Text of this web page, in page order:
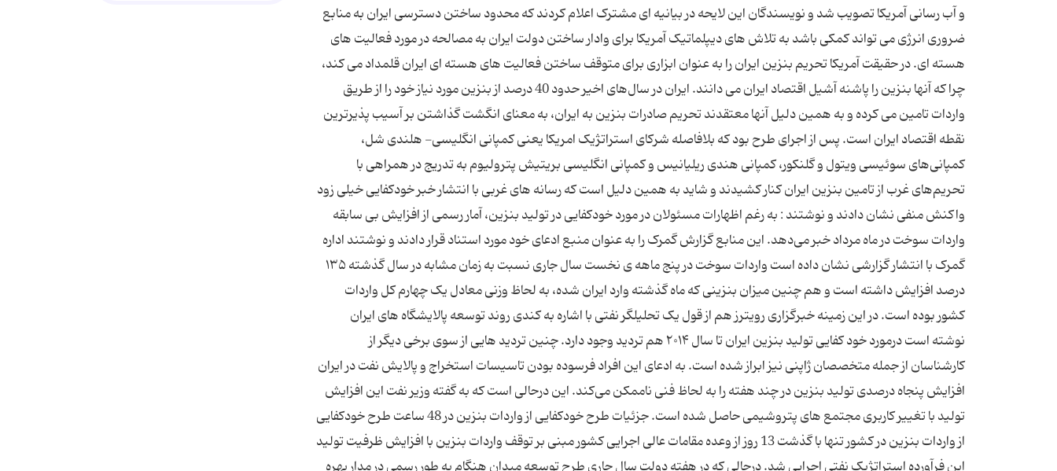
و آب رسانی آمریکا تصویب شد و نویسندگان این لایحه در بیانیه ای مشترک اعلام کردند که محدود ساختن دسترسی ایران به منابع
ضروری انرژی می تواند کمکی باشد به تلاش های دیپلماتیک آمریکا برای وادار ساختن دولت ایران به مصالحه در مورد فعالیت های
هسته ای. در حقیقت آمریکا تحریم بنزین ایران را به عنوان ابزاری برای متوقف ساختن فعالیت های هسته ای ایران قلمداد می کند،
چرا که آنها بنزین را پاشنه آشیل اقتصاد ایران می ‌دانند. ایران در سال‌های اخیر حدود 40 درصد از بنزین مورد نیاز خود را از طریق
واردات تامین می ‌کرده و به همین دلیل آنها معتقدند تحریم صادرات بنزین به ایران، به معنای انگشت گذاشتن بر آسیب پذیرترین
نقطه اقتصاد ایران است. پس از اجرای طرح بود که بلافاصله شرکای استراتژیک امریکا یعنی کمپانی انگلیسی- هلندی شل،
کمپانی‌های سوئیسی ویتول و گلنکور، کمپانی هندی ریلیانیس و کمپانی انگلیسی بریتیش پترولیوم به ‌تدریج در همراهی با
تحریم‌های غرب از تامین بنزین ایران کنار کشیدند و شاید به همین دلیل است که رسانه ‌های غربی با انتشار خبر خودکفایی خیلی زود
واکنش منفی نشان دادند و نوشتند : به رغم اظهارات مسئولان در مورد خودکفایی در تولید بنزین، آمار رسمی از افزایش بی ‌سابقه
واردات سوخت در ماه مرداد خبر می‌دهد. این منابع گزارش گمرک را به عنوان منبع ادعای خود مورد استناد قرار دادند و نوشتند اداره
گمرک با انتشار گزارشی نشان داده است واردات سوخت در پنج ماهه ‌ی نخست سال جاری نسبت به زمان مشابه در سال گذشته ۱۳۵
درصد افزایش داشته است و هم چنین میزان بنزینی که ماه گذشته وارد ایران شده، به لحاظ وزنی معادل یک چهارم کل واردات
کشور بوده است. در این زمینه خبرگزاری رویترز هم از قول یک تحلیلگر نفتی با اشاره به کندی روند توسعه پالایشگاه ‌های ایران
نوشته است درمورد خود کفایی تولید بنزین ایران تا سال‌ ۲۰۱۴ هم تردید وجود دارد. چنین تردید هایی از سوی برخی دیگر از
کارشناسان از جمله متخصصان ژاپنی نیز ابراز شده است. به ادعای این افراد فرسوده بودن تاسیسات استخراج و پالایش نفت در ایران
افزایش پنجاه درصدی تولید بنزین در چند هفته را به لحاظ فنی ناممکن می‌کند. این درحالی است که به گفته وزیر نفت این افزایش
تولید با تغییر کاربری مجتمع ‌های پتروشیمی حاصل شده است. جزئیات طرح خودكفایی از واردات بنزین در 48 ساعت طرح خودکفایی
از واردات بنزین در کشور تنها با گذشت 13 روز از وعده مقامات عالی اجرایی کشور مبنی بر توقف واردات بنزین با افزایش ظرفیت تولید